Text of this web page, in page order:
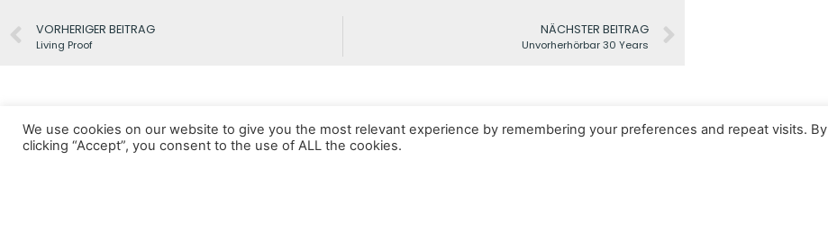
VORHERIGER BEITRAG
Living Proof
NÄCHSTER BEITRAG
Unvorherhörbar 30 Years
We use cookies on our website to give you the most relevant experience by remembering your preferences and repeat visits. By
clicking “Accept”, you consent to the use of ALL the cookies.